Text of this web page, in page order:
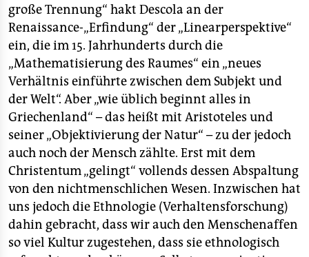
große Trennung“ hakt Descola an der
Renaissance-„Erfindung“ der „Linearperspektive“
ein, die im 15. Jahrhunderts durch die
„Mathematisierung des Raumes“ ein „neues
Verhältnis einführte zwischen dem Subjekt und
der Welt“. Aber „wie üblich beginnt alles in
Griechenland“ – das heißt mit Aristoteles und
seiner „Objektivierung der Natur“ – zu der jedoch
auch noch der Mensch zählte. Erst mit dem
Christentum „gelingt“ vollends dessen Abspaltung
von den nichtmenschlichen Wesen. Inzwischen hat
uns jedoch die Ethnologie (Verhaltensforschung)
dahin gebracht, dass wir auch den Menschenaffen
so viel Kultur zugestehen, dass sie ethnologisch